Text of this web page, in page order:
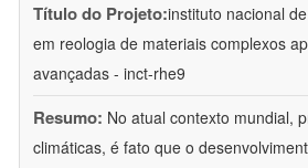
Título do Projeto:instituto nacional
em reologia de materiais complexos
avançadas - inct-rhe9
Resumo: No atual contexto mundial,
climáticas, é fato que o